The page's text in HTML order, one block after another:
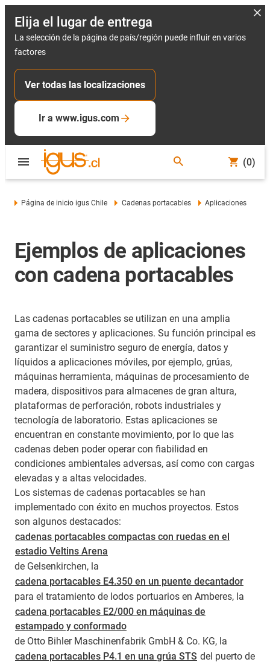
Elija el lugar de entrega
La selección de la página de país/región puede influir en varios
factores
Ver todas las localizaciones
Ir a www.igus.com
(0)
Página de inicio igus Chile Cadenas portacables Aplicaciones
Ejemplos de aplicaciones
con cadena portacables
Las cadenas portacables se utilizan en una amplia
gama de sectores y aplicaciones. Su función principal es
garantizar el suministro seguro de energía, datos y
líquidos a aplicaciones móviles, por ejemplo, grúas,
máquinas herramienta, máquinas de procesamiento de
madera, dispositivos para almacenes de gran altura,
plataformas de perforación, robots industriales y
tecnología de laboratorio. Estas aplicaciones se
encuentran en constante movimiento, por lo que las
cadenas deben poder operar con fiabilidad en
condiciones ambientales adversas, así como con cargas
elevadas y a altas velocidades.
Los sistemas de cadenas portacables se han
implementado con éxito en muchos proyectos. Estos
son algunos destacados:
cadenas portacables compactas con ruedas en el
estadio Veltins Arena
de Gelsenkirchen, la
cadena portacables E4.350 en un puente decantador
para el tratamiento de lodos portuarios en Amberes, la
cadena portacables E2/000 en máquinas de
estampado y conformado
de Otto Bihler Maschinenfabrik GmbH & Co. KG, la
cadena portacables P4.1 en una grúa STS del puerto de